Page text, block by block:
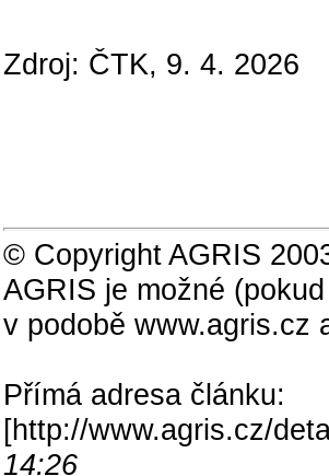
Zdroj: ČTK, 9. 4. 2026
© Copyright AGRIS
AGRIS je možné
v podobě www.agris.cz
Přímá adresa článku:
[http://www.agris.cz/
14:26